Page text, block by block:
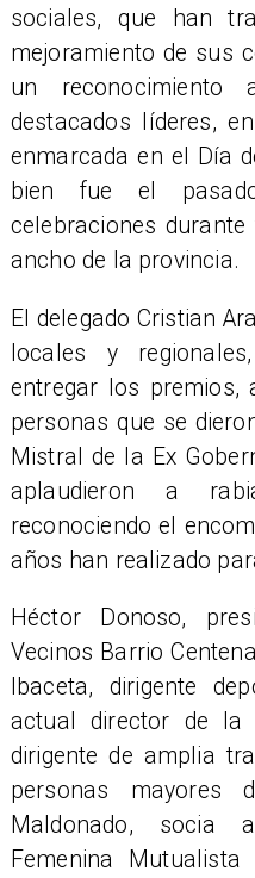
sociales, que han
mejoramiento de sus
un
destacados líderes,
enmarcada en el Día
bien fue el
celebraciones
ancho de la provincia.
El delegado Cristian
locales y
entregar los premios,
personas que se
Mistral de la Ex
aplaudieron a
reconociendo el
años han realizado
Héctor Donoso,
Vecinos Barrio
Ibaceta, dirigente
actual director de la
dirigente de amplia
personas mayores
Maldonado, socia
Femenina Mutualista